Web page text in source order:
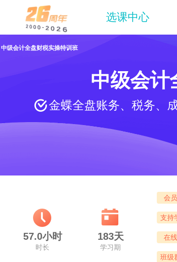
选课中心
中级会计全盘财税实操特训班
中级会计
金蝶全盘账务、税务、
57.0小时
时长
183天
学习期
会
支持
在
班级